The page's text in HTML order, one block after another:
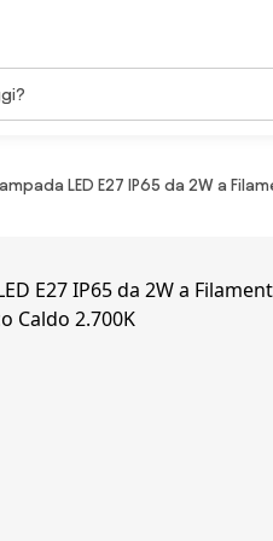
LED E27 IP65 da 2W a